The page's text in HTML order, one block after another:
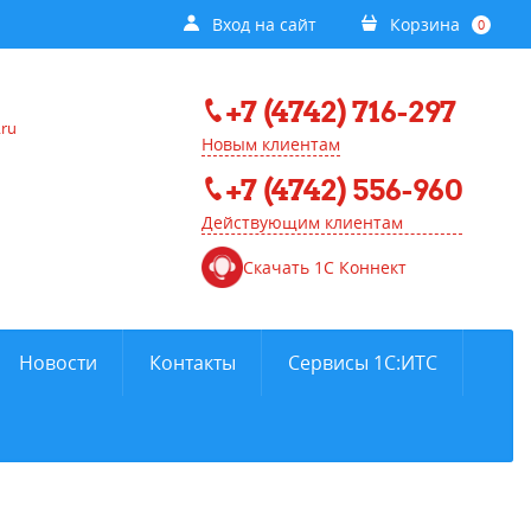
Вход на сайт Корзина 0
+7 (4742) 716-297
Новым клиентам
+7 (4742) 556-960
Действующим клиентам
Скачать 1С Коннект
Новости Контакты Сервисы 1С:ИТС